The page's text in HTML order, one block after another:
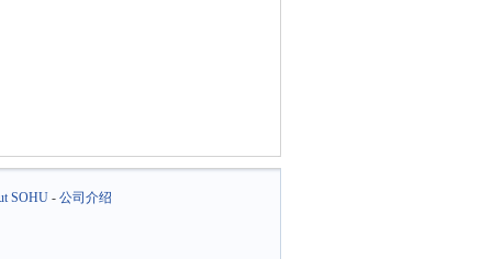
SOHU- 公司介绍